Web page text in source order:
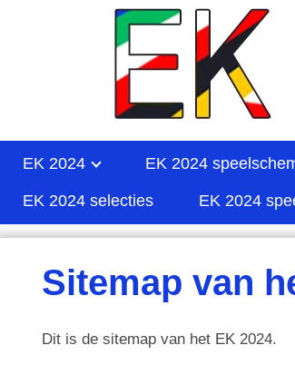
EK 2024 EK 2024
EK 2024 selecties EK 2024
Sitemap van
Dit is de sitemap van het EK 2024.